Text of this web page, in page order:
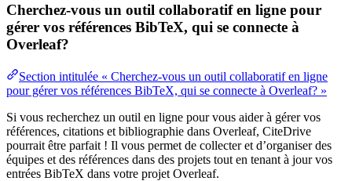
Cherchez-vous un outil collaboratif en ligne pour
gérer vos références BibTeX, qui se connecte à
Overleaf?
Section intitulée « Cherchez-vous un outil collaboratif en ligne
pour gérer vos références BibTeX, qui se connecte à Overleaf? »
Si vous recherchez un outil en ligne pour vous aider à gérer vos
références, citations et bibliographie dans Overleaf, CiteDrive
pourrait être parfait ! Il vous permet de collecter et d’organiser des
équipes et des références dans des projets tout en tenant à jour vos
entrées BibTeX dans votre projet Overleaf.